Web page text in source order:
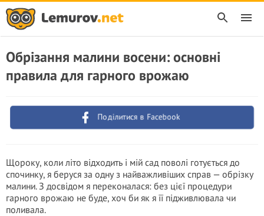
Обрізання малини восени: основні
правила для гарного врожаю
Поділитися в Facebook
Щороку, коли літо відходить і мій сад поволі готується до
спочинку, я беруся за одну з найважливіших справ — обрізку
малини. З досвідом я переконалася: без цієї процедури
гарного врожаю не буде, хоч би як я її підживлювала чи
поливала.